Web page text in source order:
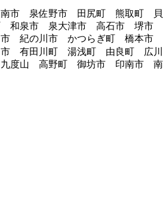
市 泉佐野市 田尻町 熊取町 貝
和泉市 泉大津市 高石市 堺市
市 紀の川市 かつらぎ町 橋本市
有田川町 湯浅町 由良町 広川
度山 高野町 御坊市 印南市 南